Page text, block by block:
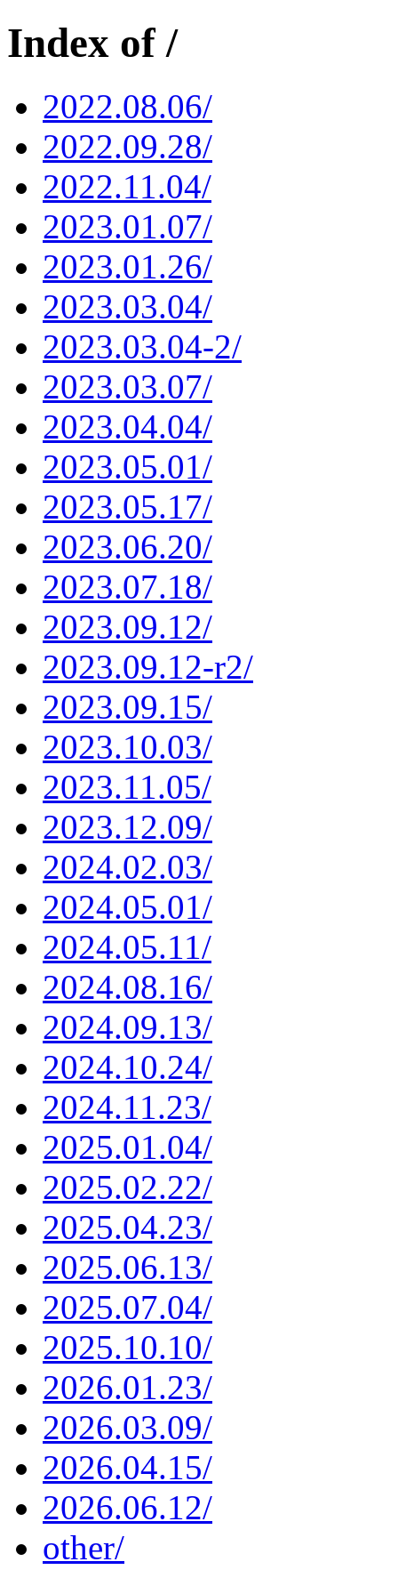
Index of /
2022.08.06/
2022.09.28/
2022.11.04/
2023.01.07/
2023.01.26/
2023.03.04/
2023.03.04-2/
2023.03.07/
2023.04.04/
2023.05.01/
2023.05.17/
2023.06.20/
2023.07.18/
2023.09.12/
2023.09.12-r2/
2023.09.15/
2023.10.03/
2023.11.05/
2023.12.09/
2024.02.03/
2024.05.01/
2024.05.11/
2024.08.16/
2024.09.13/
2024.10.24/
2024.11.23/
2025.01.04/
2025.02.22/
2025.04.23/
2025.06.13/
2025.07.04/
2025.10.10/
2026.01.23/
2026.03.09/
2026.04.15/
2026.06.12/
other/